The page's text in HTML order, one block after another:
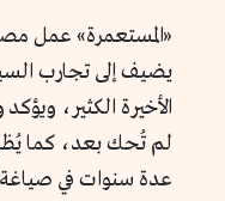
«المستعمرة» عمل
يضيف إلى تجارب
الأخيرة الكثير،
لم تُحك بعد، كما
عدة سنوات في